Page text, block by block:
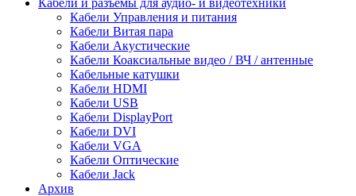
Кабели Управления и питания
Кабели Витая пара
Кабели Акустические
Кабели Коаксиальные видео / ВЧ / антенные
Кабельные катушки
Кабели HDMI
Кабели USB
Кабели DisplayPort
Кабели DVI
Кабели VGA
Кабели Оптические
Кабели Jack
Архив